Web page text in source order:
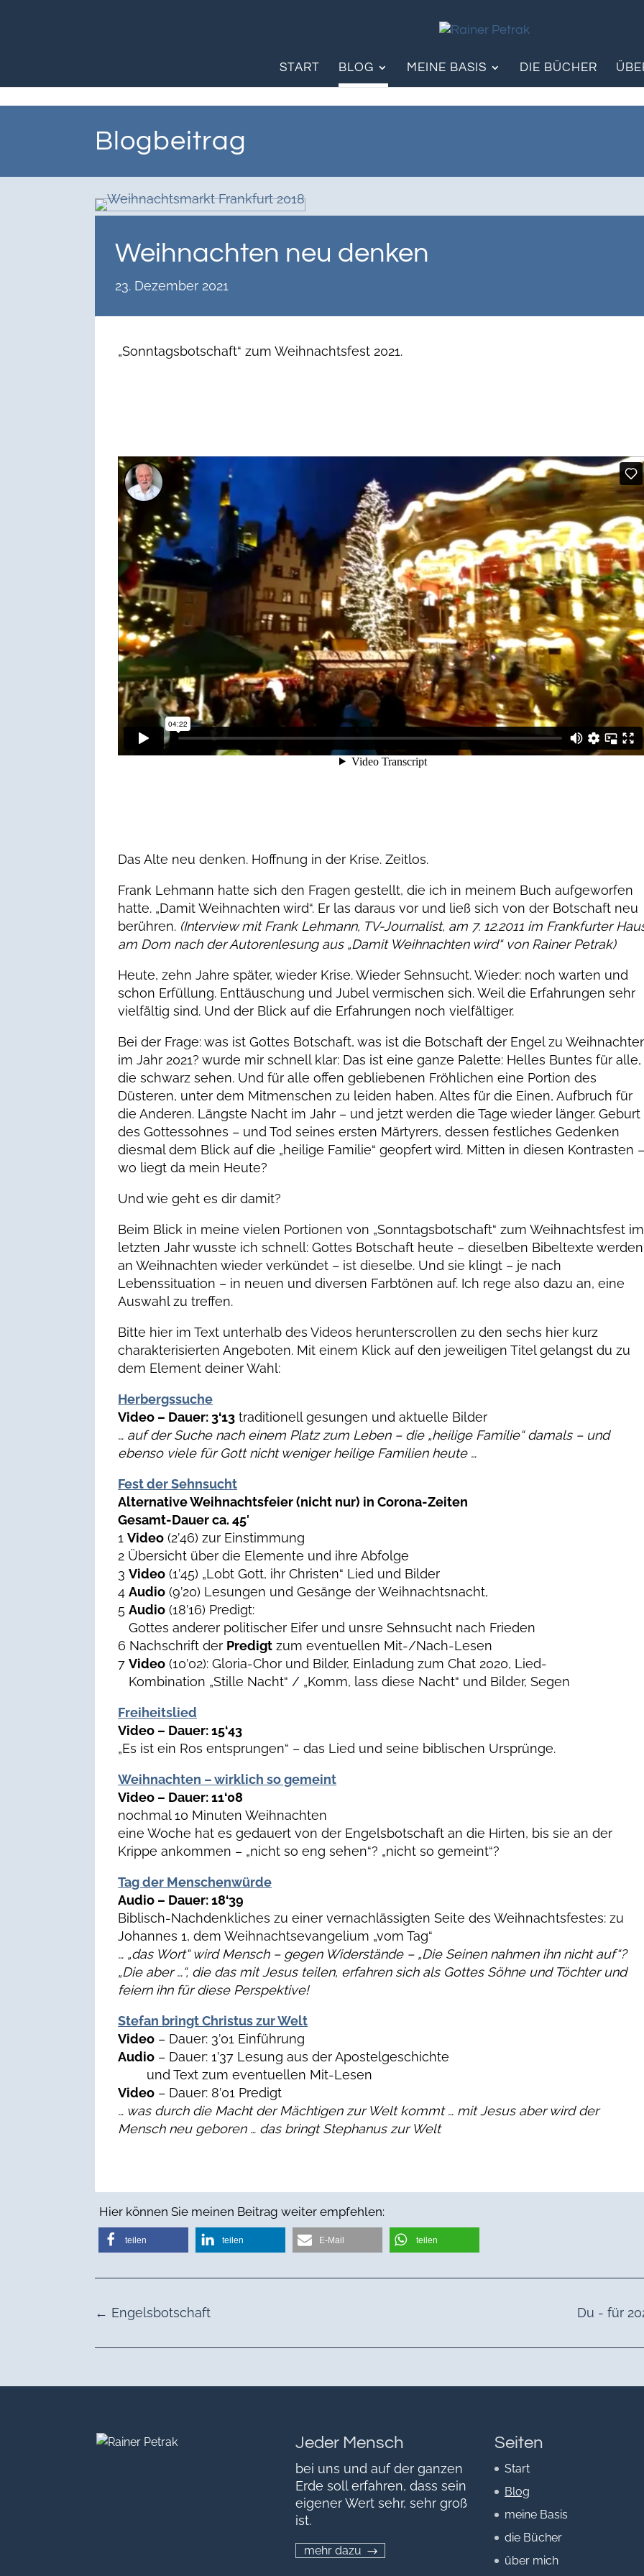
START BLOG MEINE BASIS DIE BÜCHER
Blogbeitrag
Weihnachten neu denken
23. Dezember 2021
„Sonntagsbotschaft“ zum Weihnachtsfest 2021.
Das Alte neu denken. Hoffnung in der Krise. Zeitlos.
Frank Lehmann hatte sich den Fragen gestellt, die ich in meinem Buch aufgeworfen
hatte. „Damit Weihnachten wird“. Er las daraus vor und ließ sich von der Botschaft neu
berühren. (Interview mit Frank Lehmann, TV-Journalist, am 7. 12.2011 im Frankfurter
am Dom nach der Autorenlesung aus „Damit Weihnachten wird“ von Rainer Petrak)
Heute, zehn Jahre später, wieder Krise. Wieder Sehnsucht. Wieder: noch warten und
schon Erfüllung. Enttäuschung und Jubel vermischen sich. Weil die Erfahrungen sehr
vielfältig sind. Und der Blick auf die Erfahrungen noch vielfältiger.
Bei der Frage: was ist Gottes Botschaft, was ist die Botschaft der Engel zu
im Jahr 2021? wurde mir schnell klar: Das ist eine ganze Palette: Helles Buntes für alle,
die schwarz sehen. Und für alle offen gebliebenen Fröhlichen eine Portion des
Düsteren, unter dem Mitmenschen zu leiden haben. Altes für die Einen, Aufbruch für
die Anderen. Längste Nacht im Jahr – und jetzt werden die Tage wieder länger. Geburt
des Gottessohnes – und Tod seines ersten Märtyrers, dessen festliches Gedenken
diesmal dem Blick auf die „heilige Familie“ geopfert wird. Mitten in diesen Kontrasten
wo liegt da mein Heute?
Und wie geht es dir damit?
Beim Blick in meine vielen Portionen von „Sonntagsbotschaft“ zum Weihnachtsfest im
letzten Jahr wusste ich schnell: Gottes Botschaft heute – dieselben Bibeltexte werden
an Weihnachten wieder verkündet – ist dieselbe. Und sie klingt – je nach
Lebenssituation – in neuen und diversen Farbtönen auf. Ich rege also dazu an, eine
Auswahl zu treffen.
Bitte hier im Text unterhalb des Videos herunterscrollen zu den sechs hier kurz
charakterisierten Angeboten. Mit einem Klick auf den jeweiligen Titel gelangst du zu
dem Element deiner Wahl:
Herbergssuche
Video – Dauer: 3‘13 traditionell gesungen und aktuelle Bilder
… auf der Suche nach einem Platz zum Leben – die „heilige Familie“ damals – und
ebenso viele für Gott nicht weniger heilige Familien heute …
Fest der Sehnsucht
Alternative Weihnachtsfeier (nicht nur) in Corona-Zeiten
Gesamt-Dauer ca. 45′
1Video (2’46) zur Einstimmung
2 Übersicht über die Elemente und ihre Abfolge
3Video (1’45) „Lobt Gott, ihr Christen“ Lied und Bilder
4Audio (9’20) Lesungen und Gesänge der Weihnachtsnacht,
5Audio (18’16) Predigt:
Gottes anderer politischer Eifer und unsre Sehnsucht nach Frieden
6 Nachschrift der Predigt zum eventuellen Mit-/Nach-Lesen
7Video (10’02): Gloria-Chor und Bilder, Einladung zum Chat 2020, Lied-
Kombination „Stille Nacht“ / „Komm, lass diese Nacht“ und Bilder, Segen
Freiheitslied
Video – Dauer: 15‘43
„Es ist ein Ros entsprungen“ – das Lied und seine biblischen Ursprünge.
Weihnachten – wirklich so gemeint
Video – Dauer: 11‘08
nochmal 10 Minuten Weihnachten
eine Woche hat es gedauert von der Engelsbotschaft an die Hirten, bis sie an der
Krippe ankommen – „nicht so eng sehen“? „nicht so gemeint“?
Tag der Menschenwürde
Audio – Dauer: 18‘39
Biblisch-Nachdenkliches zu einer vernachlässigten Seite des Weihnachtsfestes: zu
Johannes 1, dem Weihnachtsevangelium „vom Tag“
… „das Wort“ wird Mensch – gegen Widerstände – „Die Seinen nahmen ihn nicht auf“?
„Die aber …“, die das mit Jesus teilen, erfahren sich als Gottes Söhne und Töchter und
feiern ihn für diese Perspektive!
Stefan bringt Christus zur Welt
Video – Dauer: 3’01 Einführung
Audio – Dauer: 1’37 Lesung aus der Apostelgeschichte
und Text zum eventuellen Mit-Lesen
Video – Dauer: 8’01 Predigt
… was durch die Macht der Mächtigen zur Welt kommt … mit Jesus aber wird der
Mensch neu geboren … das bringt Stephanus zur Welt
Hier können Sie meinen Beitrag weiter empfehlen:
teilen teilen E-Mail teilen
← Engelsbotschaft Du - für
Jeder Mensch
bei uns und auf der ganzen
Erde soll erfahren, dass sein
eigener Wert sehr, sehr groß
ist.
mehr dazu
Seiten
Start
Blog
meine Basis
die Bücher
über mich